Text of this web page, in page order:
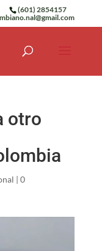
(601) 2854157
otro
| 0